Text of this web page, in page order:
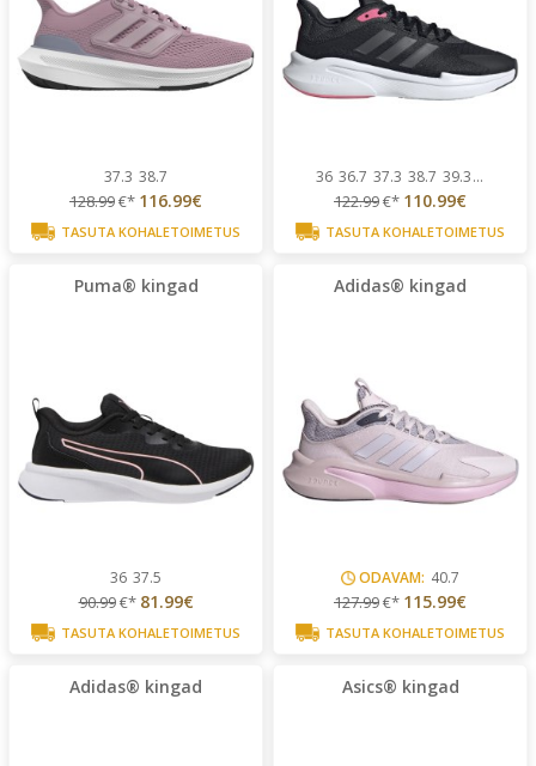
37.3 38.7
128.99€* 116.99€
TASUTA KOHALETOIMETUS
36 36.7 37.3 38.7 39.3...
122.99€* 110.99€
TASUTA KOHALETOIMETUS
Puma® kingad
36 37.5
90.99€* 81.99€
TASUTA KOHALETOIMETUS
Adidas® kingad
ODAVAM: 40.7
127.99€* 115.99€
TASUTA KOHALETOIMETUS
Adidas® kingad Asics® kingad